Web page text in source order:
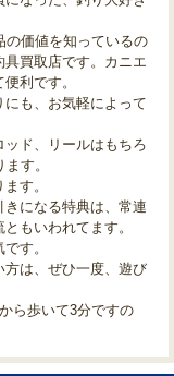
の価値を知っているの
買取店です。カニエ
利です。
も、お気軽によって
ド、リールはもちろ
す。
す。
になる特典は、常連
もいわれてます。
す。
方は、ぜひ一度、遊び
ら歩いて3分ですの